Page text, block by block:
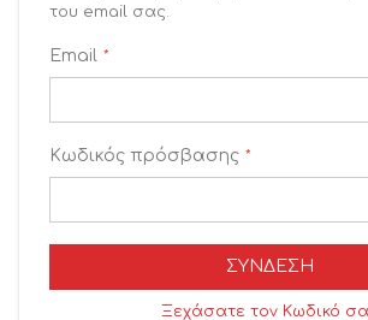
του email σας.
Email
Κωδικός πρόσβασης
ΣΎΝΔΕΣΗ
Ξεχάσατε τον Κωδικό